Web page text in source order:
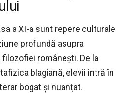
a XI-a sunt repere culturale
profundă asupra
românești. De la
blagiană, elevii intră în
bogat și nuanțat.